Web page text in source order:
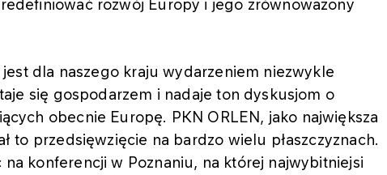
rozwój Europy i jego zrównoważony
dla naszego kraju wydarzeniem niezwykle
się gospodarzem i nadaje ton dyskusjom o
obecnie Europę. PKN ORLEN, jako największa
to przedsięwzięcie na bardzo wielu płaszczyznach.
na konferencji w Poznaniu, na której najwybitniejsi